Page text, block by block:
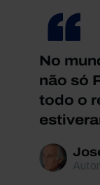
No
não só
todo o
Autor